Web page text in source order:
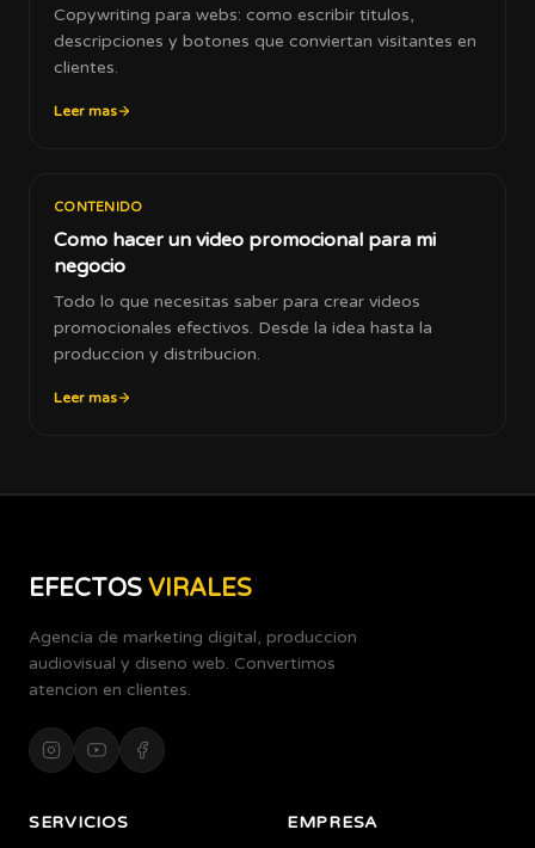
Copywriting para webs: como escribir titulos,
descripciones y botones que conviertan visitantes en
clientes.
Leer mas
CONTENIDO
Como hacer un video promocional para mi
negocio
Todo lo que necesitas saber para crear videos
promocionales efectivos. Desde la idea hasta la
produccion y distribucion.
Leer mas
EFECTOS VIRALES
Agencia de marketing digital, produccion
audiovisual y diseno web. Convertimos
atencion en clientes.
SERVICIOS EMPRESA